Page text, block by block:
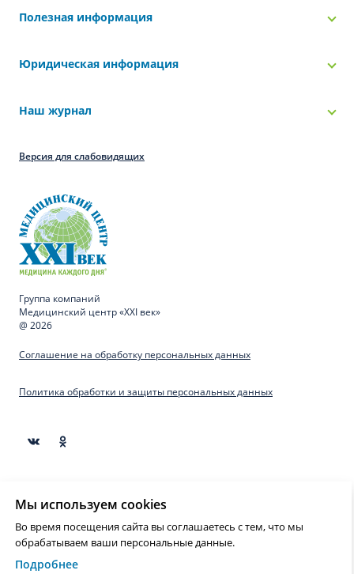
Полезная информация
Юридическая информация
Наш журнал
Версия для слабовидящих
Группа компаний
Медицинский центр «XXI век»
@ 2026
Соглашение на обработку персональных данных
Политика обработки и защиты персональных данных
для образовательных целей и не могут быть
использованы для постановки диагноза, назначения
лечения и не являются медицинскими рекомендациями.
Необходима консультация специалиста.
Мы используем cookies
Во время посещения сайта вы соглашаетесь с тем, что мы
обрабатываем ваши персональные данные.
Подробнее